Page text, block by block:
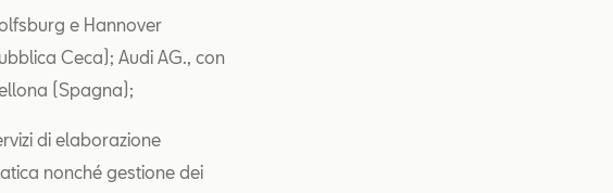
e Hannover
Ceca); Audi AG., con
(Spagna);
di elaborazione
nonché gestione dei